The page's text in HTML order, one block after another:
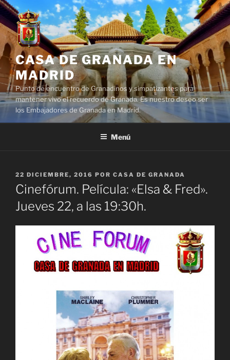
Saltar
al
contenido
CASA DE GRANADA EN
MADRID
Punto de encuentro de Granadinos y simpatizantes para
mantener vivo el recuerdo de Granada. Es nuestro deseo ser
los Embajadores de Granada en Madrid.
Menú
PUBLICADO
EL
22 DICIEMBRE, 2016 POR CASA DE GRANADA
Cinefórum. Película: «Elsa & Fred».
Jueves 22, a las 19:30h.